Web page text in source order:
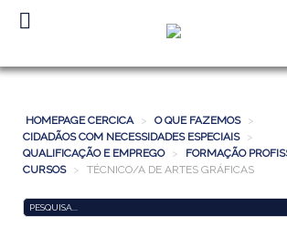
HOMEPAGE CERCICA > O QUE FAZEMOS
>
CIDADÃOS COM NECESSIDADES ESPECIAIS
>
QUALIFICAÇÃO E EMPREGO
> FORMAÇÃO
CURSOS
> TÉCNICO/A DE ARTES GRÁFICAS
Pesquisa...